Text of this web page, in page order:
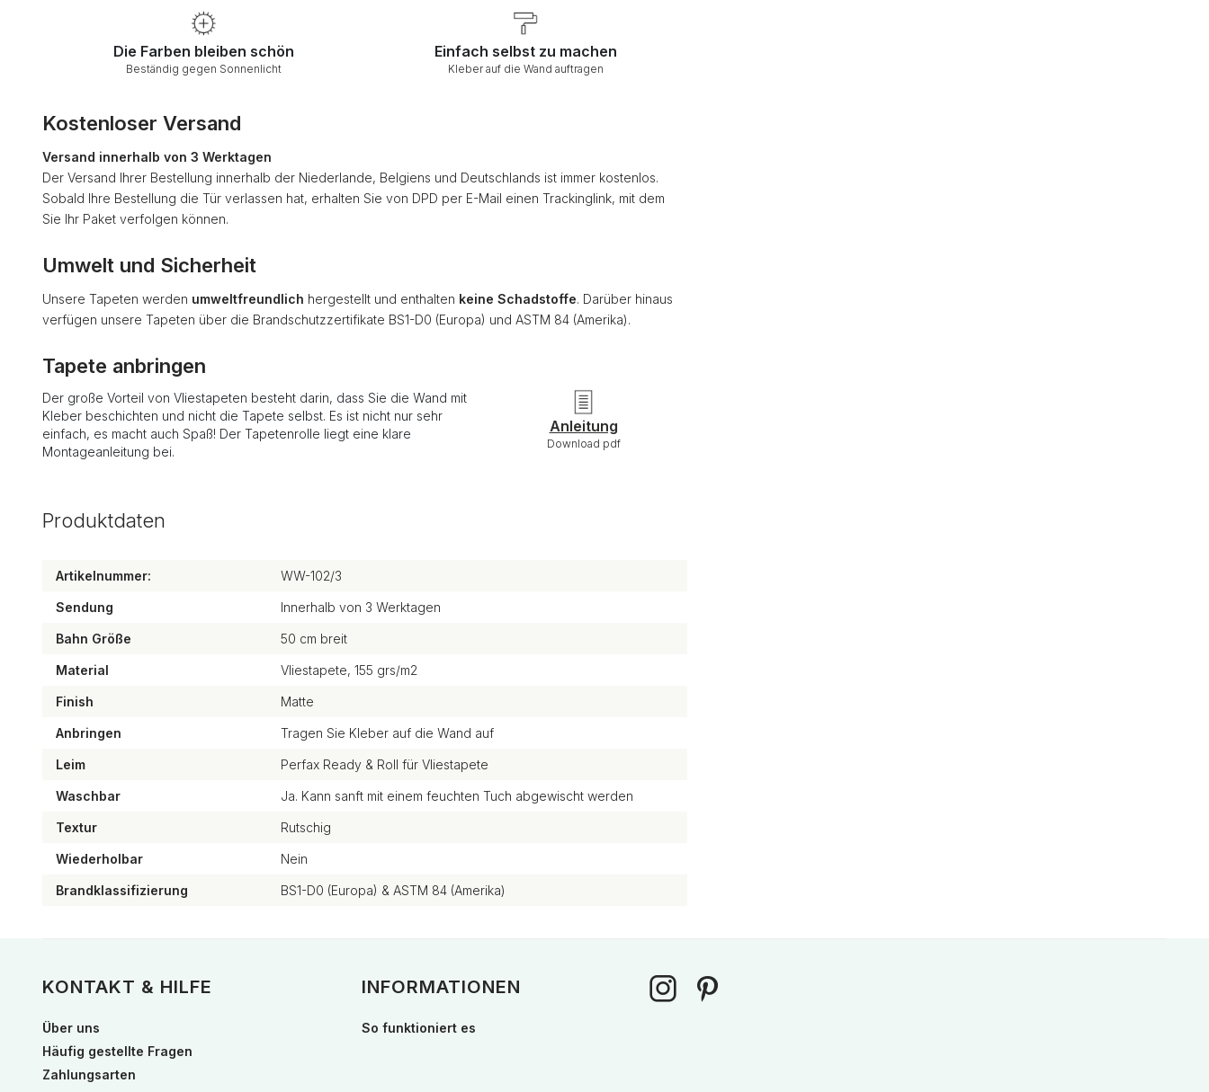
Die Farben bleiben schön
Beständig gegen Sonnenlicht
Einfach selbst zu machen
Kleber auf die Wand auftragen
Kostenloser Versand
Versand innerhalb von 3 Werktagen
Der Versand Ihrer Bestellung innerhalb der Niederlande, Belgiens und Deutschlands ist immer kostenlos.
Sobald Ihre Bestellung die Tür verlassen hat, erhalten Sie von DPD per E-Mail einen Trackinglink, mit dem
Sie Ihr Paket verfolgen können.
Umwelt und Sicherheit
Unsere Tapeten werden umweltfreundlich hergestellt und enthalten keine Schadstoffe. Darüber hinaus
verfügen unsere Tapeten über die Brandschutzzertifikate BS1-D0 (Europa) und ASTM 84 (Amerika).
Tapete anbringen
Der große Vorteil von Vliestapeten besteht darin, dass Sie die Wand mit
Kleber beschichten und nicht die Tapete selbst. Es ist nicht nur sehr
einfach, es macht auch Spaß! Der Tapetenrolle liegt eine klare
Montageanleitung bei.
Anleitung
Download pdf
Produktdaten
Artikelnummer: WW-102/3
Sendung Innerhalb von 3 Werktagen
Bahn Größe 50 cm breit
Material Vliestapete, 155 grs/m2
Finish Matte
Anbringen Tragen Sie Kleber auf die Wand auf
Leim Perfax Ready & Roll für Vliestapete
Waschbar Ja. Kann sanft mit einem feuchten Tuch abgewischt werden
Textur Rutschig
Wiederholbar Nein
Brandklassifizierung BS1-D0 (Europa) & ASTM 84 (Amerika)
KONTAKT & HILFE
Über uns
Häufig gestellte Fragen
Zahlungsarten
INFORMATIONEN
So funktioniert es